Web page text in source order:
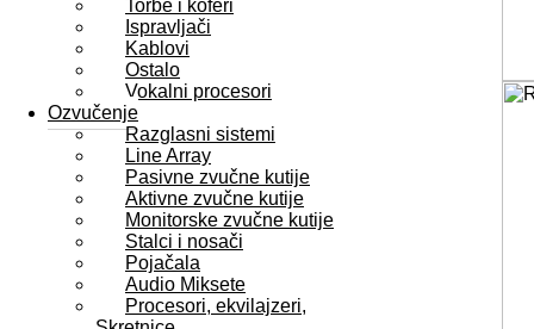
Torbe i koferi
Ispravljači
Kablovi
Ostalo
Vokalni procesori
Ozvučenje
Razglasni sistemi
Line Array
Pasivne zvučne kutije
Aktivne zvučne kutije
Monitorske zvučne kutije
Stalci i nosači
Pojačala
Audio Miksete
Procesori, ekvilajzeri,